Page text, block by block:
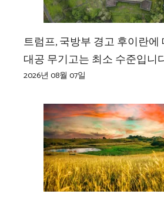
트럼프, 국방부 경고 후이란에
대공 무기고는 최소 수준입니
2026년 08월 07일